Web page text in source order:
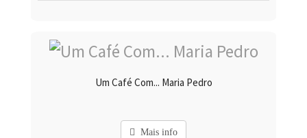
Um Café Com... Maria Pedro
Mais info